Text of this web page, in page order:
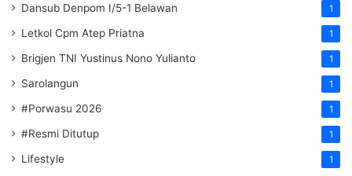
Dansub Denpom I/5-1 Belawan 1
Letkol Cpm Atep Priatna 1
Brigjen TNI Yustinus Nono Yulianto 1
Sarolangun 1
#Porwasu 2026 1
#Resmi Ditutup 1
Lifestyle 1